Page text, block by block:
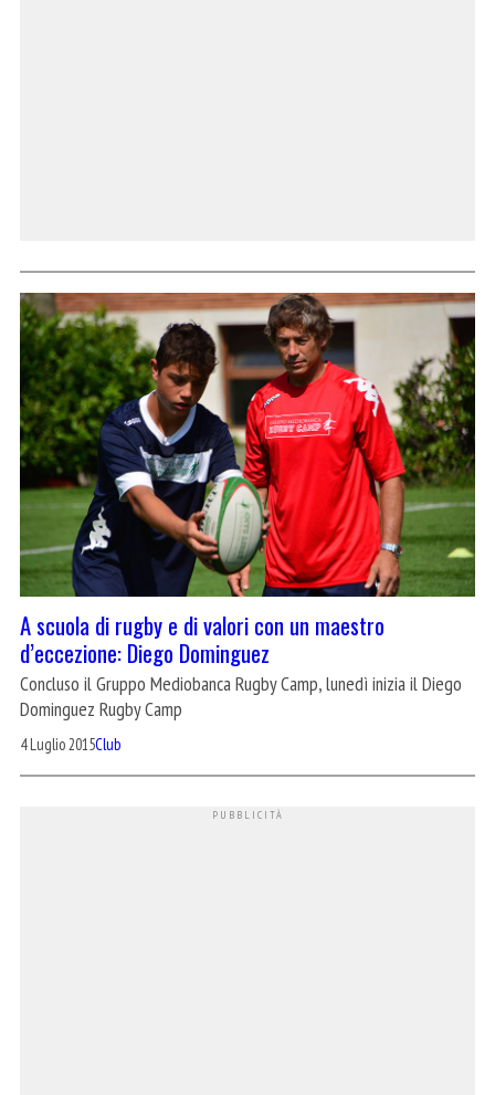
A scuola di rugby e di valori con un maestro
d’eccezione: Diego Dominguez
Concluso il Gruppo Mediobanca Rugby Camp, lunedì inizia il Diego
Dominguez Rugby Camp
4 Luglio 2015Club